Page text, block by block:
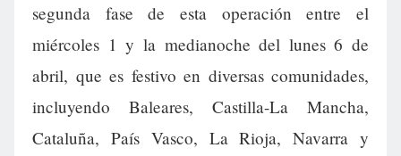
segunda fase de esta operación entre el
miércoles 1 y la medianoche del lunes 6 de
abril, que es festivo en diversas comunidades,
incluyendo Baleares, Castilla-La Mancha,
Cataluña, País Vasco, La Rioja, Navarra y